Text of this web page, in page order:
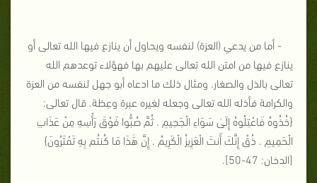
- أما من يدعي (العزة) لنفسه ويحاول أن ينازع فيها الله تعالى أو
ينازع فيها من امتن الله تعالى عليهم بها فهؤلاء توعدهم الله
تعالى بالذل والصغار. ومثال ذلك ما ادعاه أبو جهل لنفسه من العزة
والكرامة فأذله الله تعالى وجعله لغيره عبرة وعِظة. قال تعالى:
{خُذُوهُ فَاعْتِلُوهُ إِلَىٰ سَوَاءِ الْجَحِيمِ . ثُمَّ صُبُّوا فَوْقَ رَأْسِهِ مِنْ عَذَابِ
الْحَمِيمِ . ذُقْ إِنَّكَ أَنتَ الْعَزِيزُ الْكَرِيمُ . إِنَّ هَٰذَا مَا كُنتُم بِهِ تَمْتَرُونَ}
[الدخان: 47-50].